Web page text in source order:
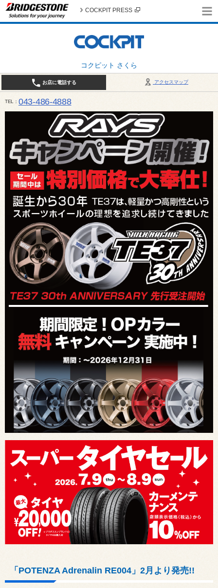
コクピット さくら
COCKPIT PRESS
アクセスマップ
お店に電話する
TEL 043-486-4888
平日9:30～18:30 日・祝日10:00～18:00 最終作業受付：平日18:00 日・祝日17:00 / 定休日：
「POTENZA Adrenalin RE004」2月より発売!!